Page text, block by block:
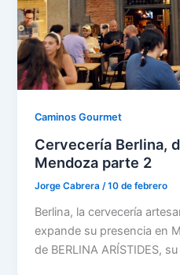
Caminos Gourmet
Cervecería Berlina,
Mendoza parte 2
Jorge Cabrera/10 de febrero
Berlina, la cervecería
expande su presencia en
de BERLINA ARÍSTIDES,